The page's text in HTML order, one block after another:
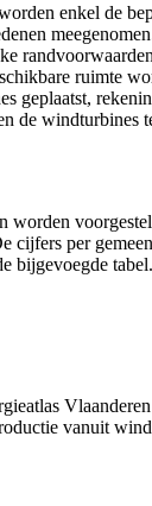
enkel de
ruimte
geplaatst,
de windturbines
worden
cijfers per
bijgevoegde tabel.
vanuit